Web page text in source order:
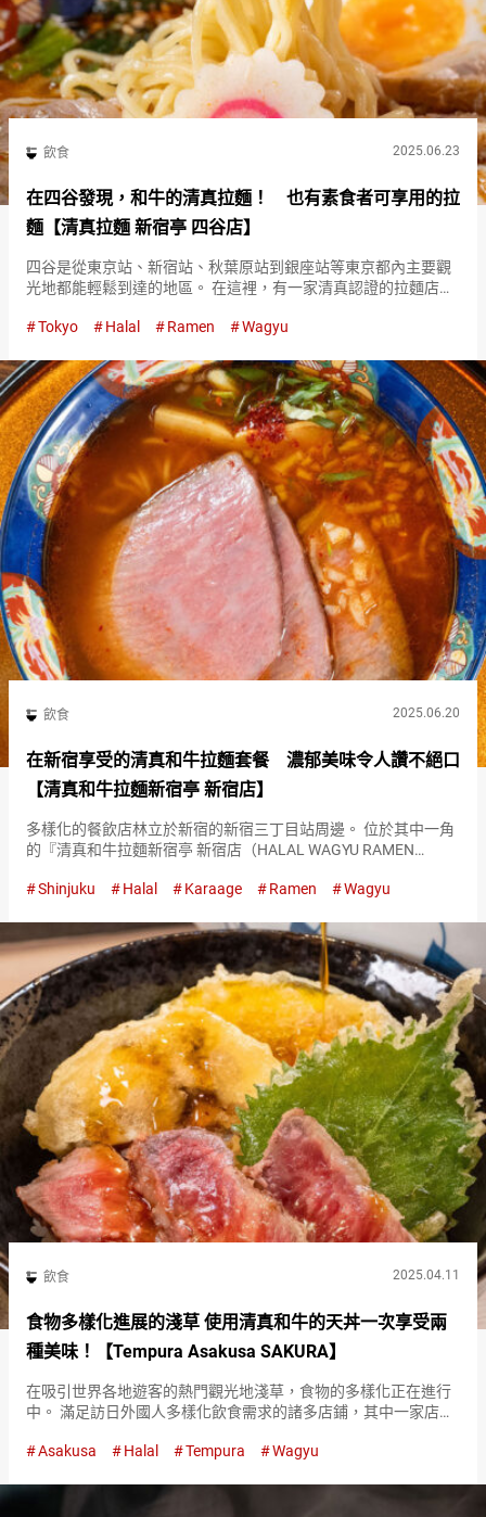
飲食 2025.06.23
在四谷發現，和牛的清真拉麵！ 也有素食者可享用的拉
麵【清真拉麵 新宿亭 四谷店】
四谷是從東京站、新宿站、秋葉原站到銀座站等東京都內主要觀
光地都能輕鬆到達的地區。 在這裡，有一家清真認證的拉麵店
Yotsuya）』。 『SPICY MISO WAG…
Tokyo Halal Ramen Wagyu
飲食 2025.06.20
在新宿享受的清真和牛拉麵套餐 濃郁美味令人讚不絕口
【清真和牛拉麵新宿亭 新宿店】
多樣化的餐飲店林立於新宿的新宿三丁目站周邊。 位於其中一角
的『清真和牛拉麵新宿亭 新宿店（HALAL WAGYU RAMEN
的拉麵店。 來訪的顧客們的目標是使…
Shinjuku Halal Karaage Ramen Wagyu
飲食 2025.04.11
食物多樣化進展的淺草 使用清真和牛的天丼一次享受兩
種美味！【Tempura Asakusa SAKURA】
在吸引世界各地遊客的熱門觀光地淺草，食物的多樣化正在進行
中。 滿足訪日外國人多樣化飲食需求的諸多店鋪，其中一家店就
單是和牛天丼，使用了獲得清真認證的和牛。 和牛天…
Asakusa Halal Tempura Wagyu